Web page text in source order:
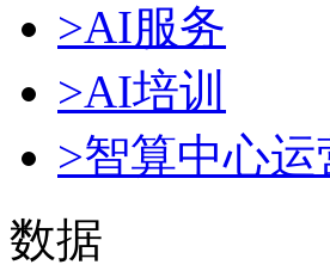
>AI服务
>AI培训
>智算中心运
数据